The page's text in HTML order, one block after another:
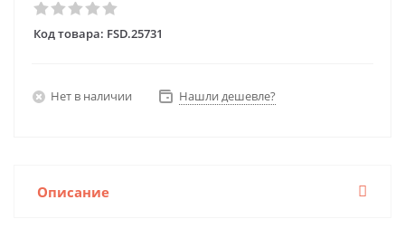
Код товара: FSD.25731
Нет в наличии Нашли дешевле?
Описание